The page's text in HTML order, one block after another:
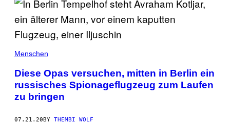
Menschen
Diese Opas versuchen, mitten in Berlin ein
russisches Spionageflugzeug zum Laufen
zu bringen
07.21.20BY THEMBI WOLF